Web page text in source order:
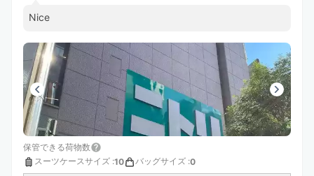
Nice
保管できる荷物数
スーツケースサイズ :10 バッグサイズ :0